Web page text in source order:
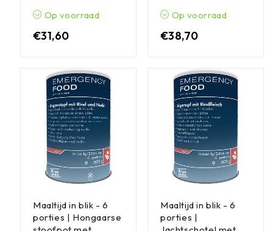
Op voorraad
€31,60
Op voorraad
€38,70
Maaltijd in blik - 6
porties | Hongaarse
Maaltijd in blik - 6
porties |